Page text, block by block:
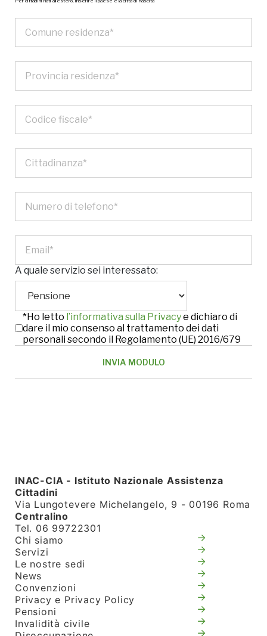
A quale servizio sei interessato:
*Ho letto l’informativa sulla Privacye dichiaro di
dare il mio consenso al trattamento dei dati
personali secondo il Regolamento (UE) 2016/679
INAC-CIA - Istituto Nazionale Assistenza
Cittadini
Via Lungotevere Michelangelo, 9 - 00196 Roma
Centralino
Tel. 06 99722301
Chi siamo
Servizi
Le nostre sedi
News
Convenzioni
Privacy e Privacy Policy
Pensioni
Invalidità civile